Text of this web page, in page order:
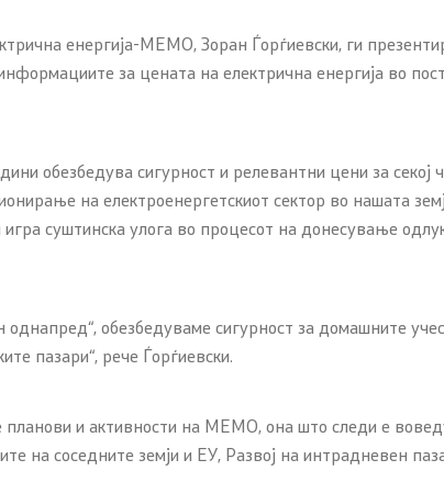
енергија-МЕМО, Зоран Ѓорѓиевски, ги
за цената на електрична енергија во
обезбедува сигурност и релевантни цени за
на електроенергетскиот сектор во нашата
суштинска улога во процесот на донесување
обезбедуваме сигурност за домашните
пазари“, рече Ѓорѓиевски.
планови и активности на МЕМО, она што следи е
на соседните земји и ЕУ, Развој на интрадневен